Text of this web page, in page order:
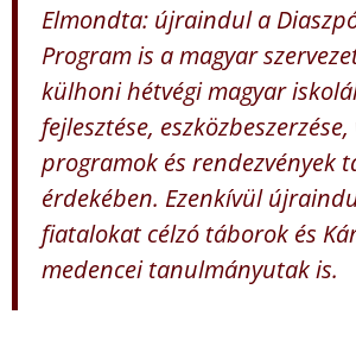
Elmondta: újraindul a
Program is a magyar
külhoni hétvégi magyar
fejlesztése,
programok és rendezvények
érdekében. Ezenkívül
fiatalokat célzó táborok és
medencei tanulmányutak is.